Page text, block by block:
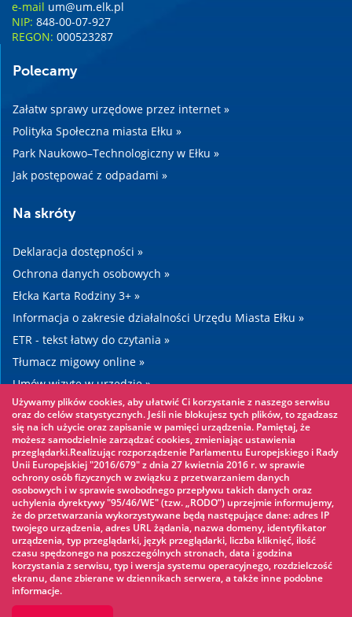
e-mail um@um.elk.pl
NIP: 848-00-07-927
REGON: 000523287
Polecamy
Załatw sprawy urzędowe przez internet »
Polityka Społeczna miasta Ełku »
Park Naukowo–Technologiczny w Ełku »
Jak postępować z odpadami »
Na skróty
Deklaracja dostępności »
Ochrona danych osobowych »
Ełcka Karta Rodziny 3+ »
Informacja o zakresie działalności Urzędu Miasta Ełku »
ETR - tekst łatwy do czytania »
Tłumacz migowy online »
Umów wizytę w urzędzie »
Drogi »
Warto zobaczyć
Park linowy »
Park Wodny »
Lodowisko »
KINOECK »
Muzeum »
Używamy plików cookies, aby ułatwić Ci korzystanie z naszego serwisu
oraz do celów statystycznych. Jeśli nie blokujesz tych plików, to zgadzasz
się na ich użycie oraz zapisanie w pamięci urządzenia. Pamiętaj, że
możesz samodzielnie zarządzać cookies, zmieniając ustawienia
przeglądarki.Realizując rozporządzenie Parlamentu Europejskiego i Rady
Unii Europejskiej "2016/679" z dnia 27 kwietnia 2016 r. w sprawie
ochrony osób fizycznych w związku z przetwarzaniem danych
osobowych i w sprawie swobodnego przepływu takich danych oraz
uchylenia dyrektywy "95/46/WE" (tzw. „RODO”) uprzejmie informujemy,
że do przetwarzania wykorzystywane będą następujące dane: adres IP
twojego urządzenia, adres URL żądania, nazwa domeny, identyfikator
urządzenia, typ przeglądarki, język przeglądarki, liczba kliknięć, ilość
czasu spędzonego na poszczególnych stronach, data i godzina
korzystania z serwisu, typ i wersja systemu operacyjnego, rozdzielczość
ekranu, dane zbierane w dziennikach serwera, a także inne podobne
informacje.